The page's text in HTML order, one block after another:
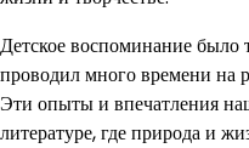
Детское воспоминание
проводил много времени на
Эти опыты и впечатления
литературе, где природа и